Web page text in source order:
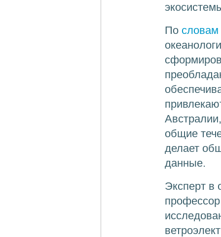
По словам
общие
делает
данные.
Эксперт в
профессор